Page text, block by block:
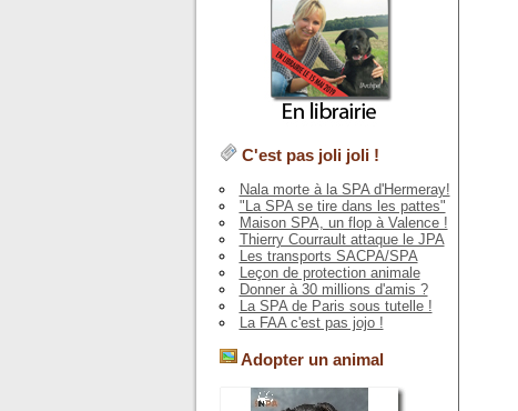
C'est pas joli joli !
Nala morte à la SPA d'Hermeray!
"La SPA se tire dans les pattes"
Maison SPA, un flop à Valence !
Thierry Courrault attaque le JPA
Les transports SACPA/SPA
Leçon de protection animale
Donner à 30 millions d'amis ?
La SPA de Paris sous tutelle !
La FAA c'est pas jojo !
Adopter un animal